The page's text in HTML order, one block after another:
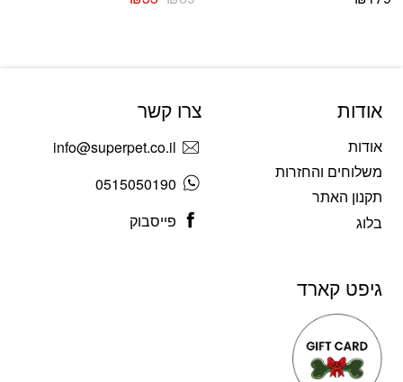
אודות
אודות
משלוחים והחזרות
תקנון האתר
בלוג
צרו קשר
info@superpet.co.il
0515050190
פייסבוק
גיפט קארד